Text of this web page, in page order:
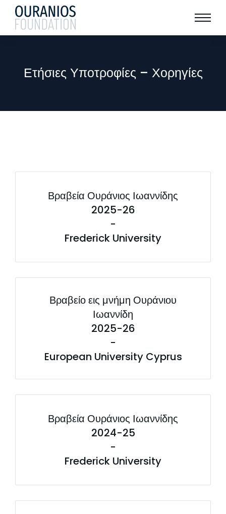
Ετήσιες Υποτροφίες – Χορηγίες
Βραβεία Ουράνιος Ιωαννίδης
2025-26
-
Frederick University
Βραβείο εις μνήμη Ουράνιου
Ιωαννίδη
2025-26
-
European University Cyprus
Βραβεία Ουράνιος Ιωαννίδης
2024-25
-
Frederick University